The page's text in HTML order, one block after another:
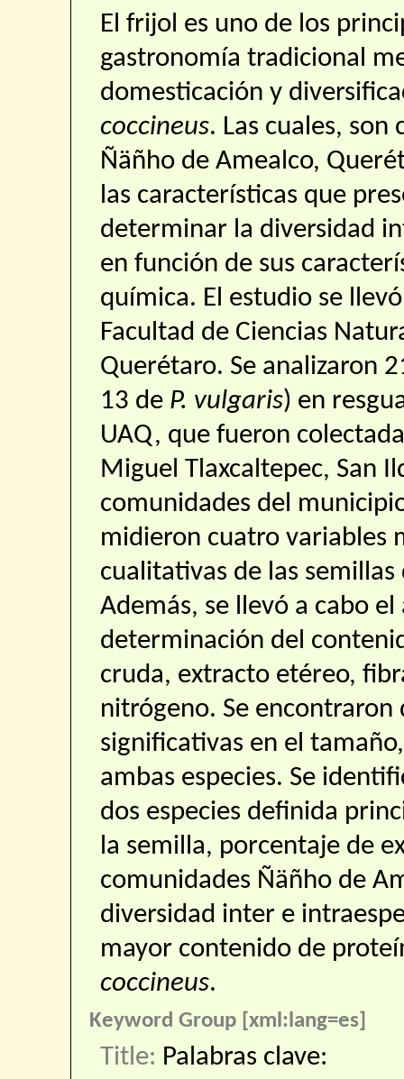
El frijol es uno de los
gastronomía tradicional
domesticación y
coccineus. Las cuales,
Ñäñho de Amealco,
las características que
determinar la diversidad
en función de sus
química. El estudio se
Facultad de Ciencias
Querétaro. Se analizaron
13 de P. vulgaris) en
UAQ, que fueron
Miguel Tlaxcaltepec, San
comunidades del
midieron cuatro variables
cualitativas de las semillas
Además, se llevó a cabo
determinación del
cruda, extracto etéreo,
nitrógeno. Se encontraron
significativas en el
ambas especies. Se
dos especies definida
la semilla, porcentaje de
comunidades Ñäñho de
diversidad inter e
mayor contenido de
coccineus.
Keyword Group [xml:lang=es]
Title: Palabras clave: